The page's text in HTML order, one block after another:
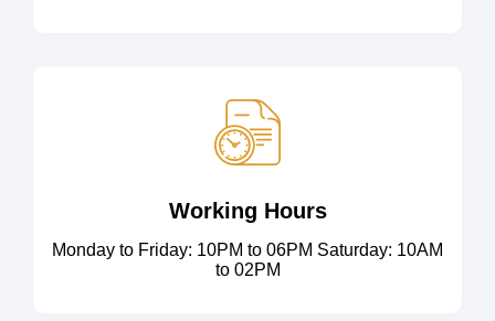
Working Hours
Monday to Friday: 10PM to 06PM Saturday: 10AM
to 02PM